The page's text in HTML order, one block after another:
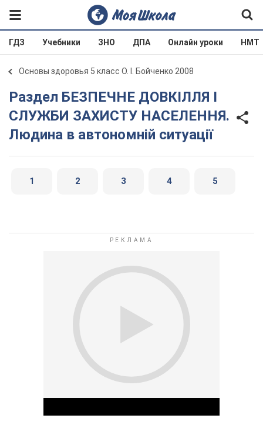
ГДЗ Учебники ЗНО ДПА Онлайн уроки НМТ
Основы здоровья 5 класс О. І. Бойченко 2008
Раздел БЕЗПЕЧНЕ ДОВКІЛЛЯ І
СЛУЖБИ ЗАХИСТУ НАСЕЛЕННЯ.
Людина в автономній ситуації
1 2 3 4 5